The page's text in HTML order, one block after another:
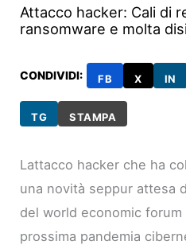
Attacco hacker: Cali di
ransomware e molta
CONDIVIDI: FB X IN
TG STAMPA
Lattacco hacker che ha
una novità seppur attesa
del world economic
prossima pandemia